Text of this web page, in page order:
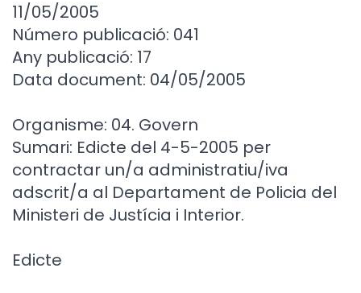
11/05/2005
Número publicació: 041
Any publicació: 17
Data document: 04/05/2005
Organisme: 04. Govern
Sumari: Edicte del 4-5-2005 per
contractar un/a administratiu/iva
adscrit/a al Departament de Policia del
Ministeri de Justícia i Interior.
Edicte